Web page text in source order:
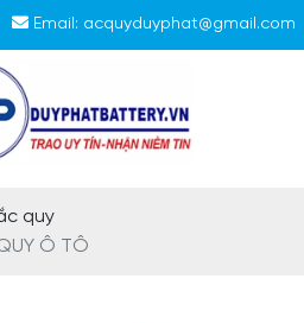
Email: acquyduyphat@gmail.com
quy
Ô TÔ